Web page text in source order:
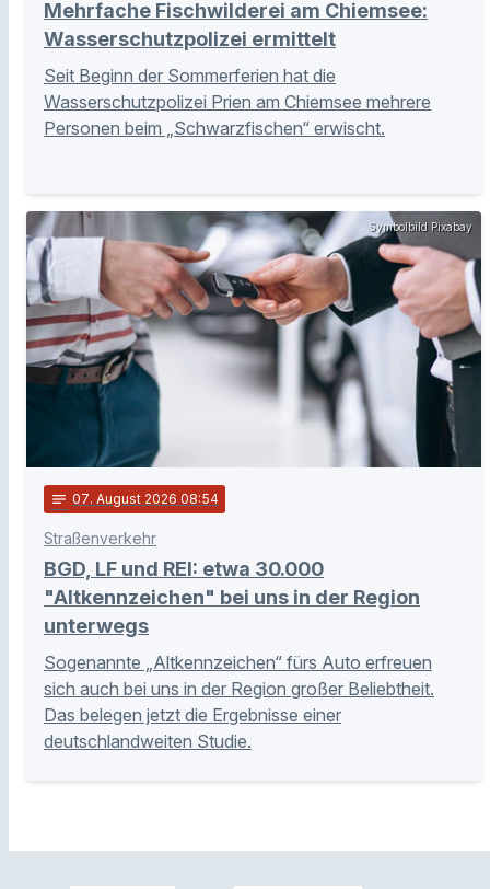
Mehrfache Fischwilderei am Chiemsee:
Wasserschutzpolizei ermittelt
Seit Beginn der Sommerferien hat die
Wasserschutzpolizei Prien am Chiemsee mehrere
Personen beim „Schwarzfischen“ erwischt.
Symbolbild Pixabay
notes 07. August 2026 08:54
Straßenverkehr
BGD, LF und REI: etwa 30.000
"Altkennzeichen" bei uns in der Region
unterwegs
Sogenannte „Altkennzeichen“ fürs Auto erfreuen
sich auch bei uns in der Region großer Beliebtheit.
Das belegen jetzt die Ergebnisse einer
deutschlandweiten Studie.